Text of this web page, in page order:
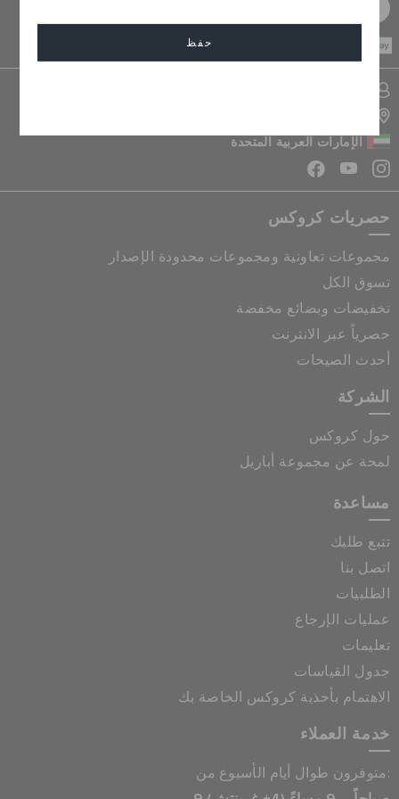
حفظ
الإمارات العربية المتحدة
حصريات كروكس
مجموعات تعاونية ومجموعات محدودة الإصدار
تسوق الكل
تخفيضات وبضائع مخفضة
حصرياً عبر الانترنت
أحدث الصيحات
الشركة
حول كروكس
لمحة عن مجموعة أباريل
مساعدة
تتبع طلبك
اتصل بنا
الطلبيات
عمليات الإرجاع
تعليمات
جدول القياسات
الاهتمام بأحذية كروكس الخاصة بك
خدمة العملاء
متوفرون طوال أيام الأسبوع من: